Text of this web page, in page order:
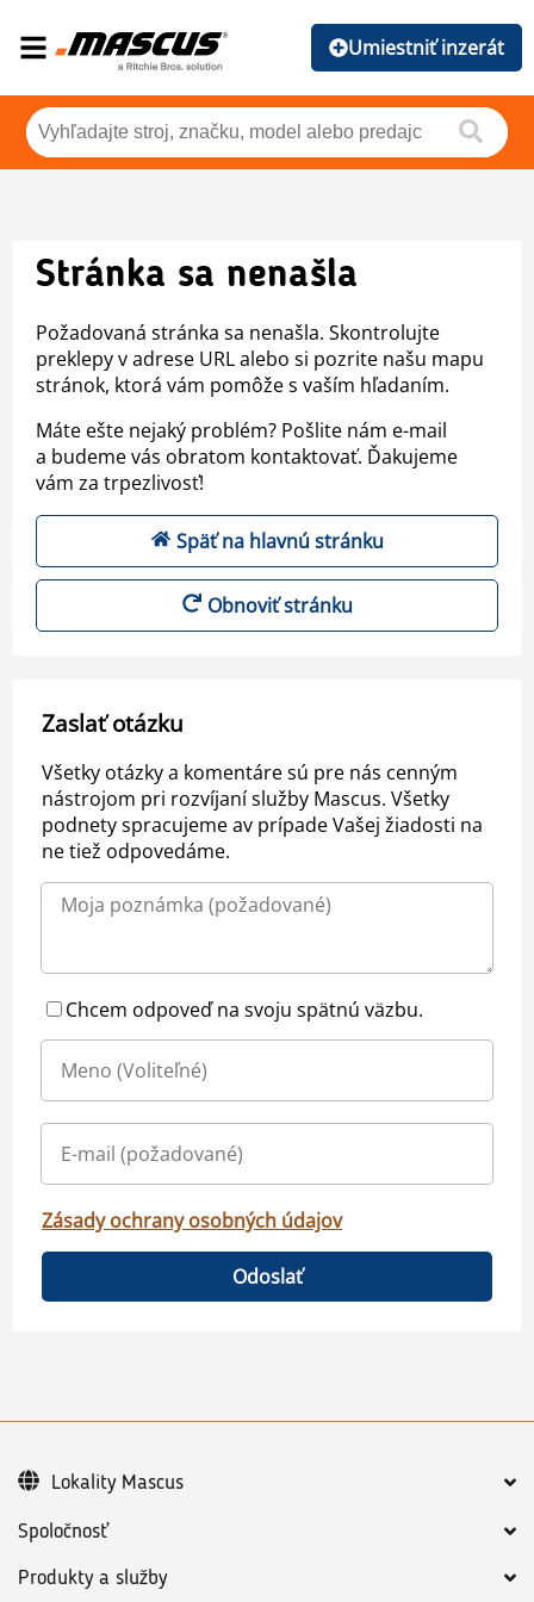
Umiestniť inzerát
Stránka sa nenašla
Požadovaná stránka sa nenašla. Skontrolujte
preklepy v adrese URL alebo si pozrite našu mapu
stránok, ktorá vám pomôže s vaším hľadaním.
Máte ešte nejaký problém? Pošlite nám e-mail
a budeme vás obratom kontaktovať. Ďakujeme
vám za trpezlivosť!
Späť na hlavnú stránku
Obnoviť stránku
Zaslať otázku
Všetky otázky a komentáre sú pre nás cenným
nástrojom pri rozvíjaní služby Mascus. Všetky
podnety spracujeme av prípade Vašej žiadosti na
ne tiež odpovedáme.
Chcem odpoveď na svoju spätnú väzbu.
Zásady ochrany osobných údajov
Odoslať
Spoločnosť
Produkty a služby
Lokality Mascus